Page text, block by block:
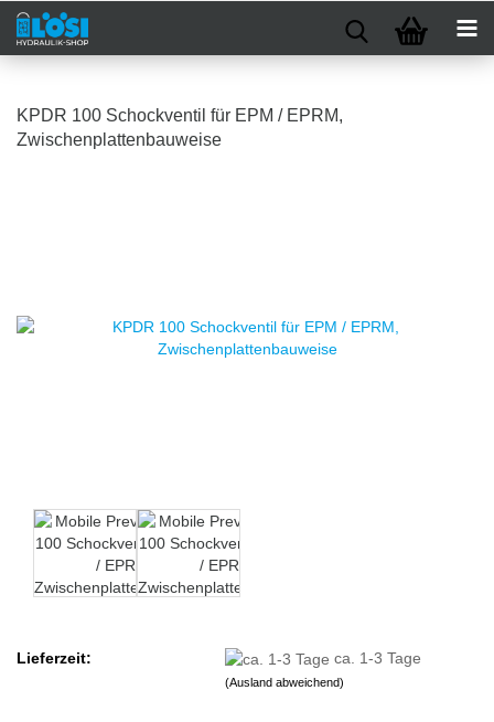
KPDR 100 Schockventil für EPM / EPRM,
Zwischenplattenbauweise
Lieferzeit: ca. 1-3 Tage
(Ausland abweichend)